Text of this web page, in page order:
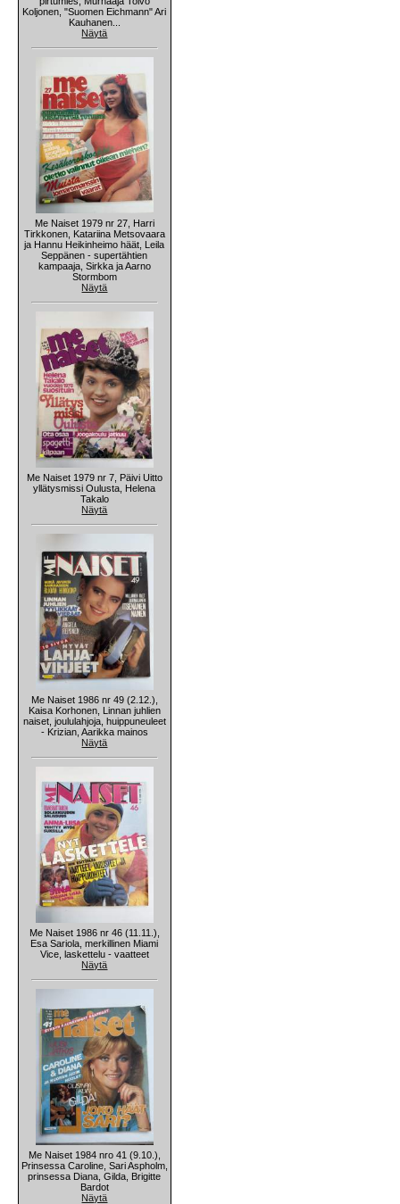
Koljonen, "Suomen Eichmann" Ari
Kauhanen...
Näytä
Me Naiset 1979 nr 27, Harri
Tirkkonen, Katariina Metsovaara
ja Hannu Heikinheimo häät, Leila
Seppänen - supertähtien
kampaaja, Sirkka ja Aarno
Stormbom
Näytä
Me Naiset 1979 nr 7, Päivi Uitto
yllätysmissi Oulusta, Helena
Takalo
Näytä
Me Naiset 1986 nr 49 (2.12.),
Kaisa Korhonen, Linnan juhlien
naiset, joululahjoja, huippuneuleet
- Krizian, Aarikka mainos
Näytä
Me Naiset 1986 nr 46 (11.11.),
Esa Sariola, merkillinen Miami
Vice, laskettelu - vaatteet
Näytä
Me Naiset 1984 nro 41 (9.10.),
Prinsessa Caroline, Sari Aspholm,
prinsessa Diana, Gilda, Brigitte
Bardot
Näytä